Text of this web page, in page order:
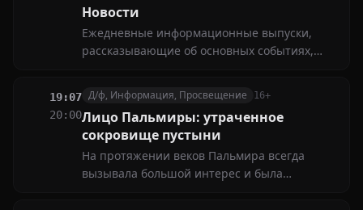
японской культуры
Новости
Ежедневные информационные выпуски,
рассказывающие об основных событиях,
азиатский вектор
19:07
20:00
Д/ф, Информация, Просвещение 16+
Лицо Пальмиры: утраченное
сокровище пустыни
На протяжении веков Пальмира всегда
вызывала большой интерес и была